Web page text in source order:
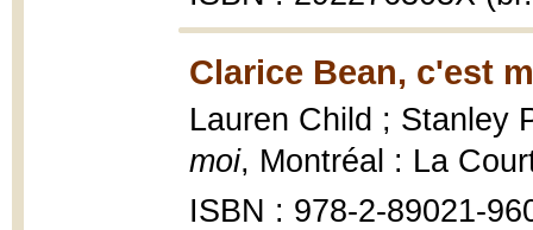
Clarice Bean, c'est
Lauren Child ; Stanley
moi, Montréal : La
ISBN : 978-2-89021-